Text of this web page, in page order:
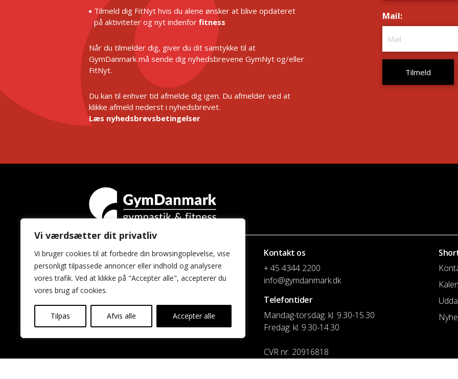
Vi værdsætter dit privatliv
Vi bruger cookies til at forbedre din browsingoplevelse, vise
personligt tilpassede annoncer eller indhold og analysere
vores trafik. Ved at klikke på "Accepter alle", accepterer du
vores brug af cookies.
Tilpas Afvis alle Accepter alle
Tilmeld dig FitNyt hvis du alene ønsker at blive opdateret
på aktiviteter og nyt indenfor fitness
Når du tilmelder dig, giver du dit samtykke til at
GymDanmark må sende dig nyhedsbrevene GymNyt og/eller
FitNyt.
Du kan til enhver tid afmelde dig igen. Du afmelder ved at
klikke afmeld nederst i nyhedsbrevet.
Læs nyhedsbrevsbetingelser
Mail:
GymDanmark
Idrættens Hus
Brøndby Stadion 20
2605 Brøndby
Kontakt os
+ 45 4344 2200
info@gymdanmark.dk
Telefontider
Mandag-torsdag: kl. 9.30-15.30
Fredag: kl. 9.30-14.30
CVR nr. 20916818